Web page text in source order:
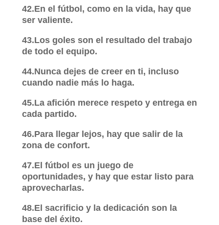
42.En el fútbol, como en la vida, hay que
ser valiente.
43.Los goles son el resultado del trabajo
de todo el equipo.
44.Nunca dejes de creer en ti, incluso
cuando nadie más lo haga.
45.La afición merece respeto y entrega en
cada partido.
46.Para llegar lejos, hay que salir de la
zona de confort.
47.El fútbol es un juego de
oportunidades, y hay que estar listo para
aprovecharlas.
48.El sacrificio y la dedicación son la
base del éxito.